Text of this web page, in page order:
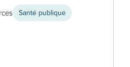
Santé publique